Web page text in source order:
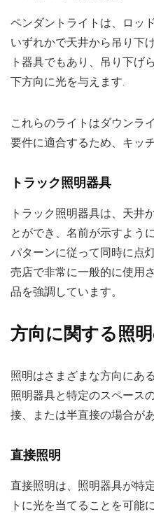
ペンダントライトは、ロッ
いずれかで天井から吊り下
ト器具でもあり、吊り下げ
下方向に光を与えます.
これらのライトはダウンラ
要件に適合するため、キッ
トラック照明器具
トラック照明器具は、天井
とができ、名前が示すよう
パターンに従って同時に点
売店で非常に一般的に使用
品を強調しています。
方向に関する照
照明はさまざまな方向にあ
照明器具と特定のスペース
接、または半直接の場合が
直接照明
直接照明は、照明器具が特
トに光を当てることを可能